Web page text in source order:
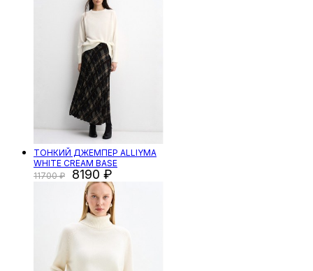
ТОНКИЙ ДЖЕМПЕР ALLIYMA
WHITE CREAM BASE
11700
8190